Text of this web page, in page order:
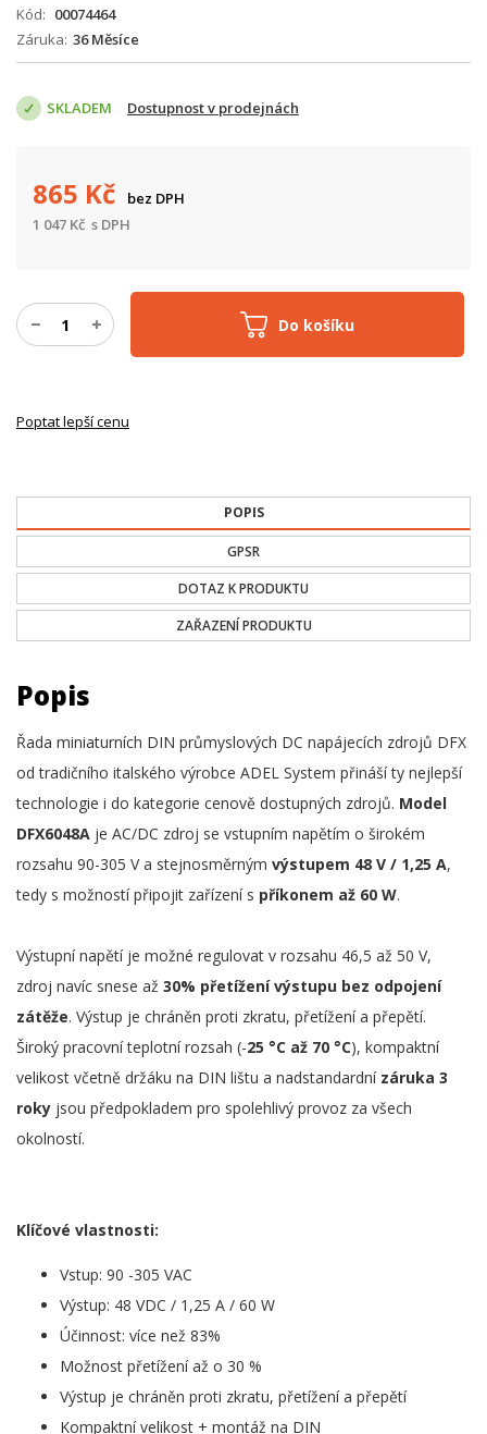
Kód
00074464
Záruka 36 Měsíce
SKLADEM Dostupnost v prodejnách
Do košíku
865 Kč
bez DPH
1 047 Kč s DPH
Poptat lepší cenu
POPIS
GPSR
DOTAZ K PRODUKTU
ZAŘAZENÍ PRODUKTU
Popis
Řada miniaturních DIN průmyslových DC napájecích zdrojů DFX
od tradičního italského výrobce ADEL System přináší ty nejlepší
technologie i do kategorie cenově dostupných zdrojů. Model
DFX6048A je AC/DC zdroj se vstupním napětím o širokém
rozsahu 90-305 V a stejnosměrným výstupem 48 V / 1,25 A,
tedy s možností připojit zařízení s příkonem až 60 W.
Výstupní napětí je možné regulovat v rozsahu 46,5 až 50 V,
zdroj navíc snese až 30% přetížení výstupu bez odpojení
zátěže. Výstup je chráněn proti zkratu, přetížení a přepětí.
Široký pracovní teplotní rozsah (-25 °C až 70 °C), kompaktní
velikost včetně držáku na DIN lištu a nadstandardní záruka 3
roky jsou předpokladem pro spolehlivý provoz za všech
okolností.
Klíčové vlastnosti:
Vstup: 90 -305 VAC
Výstup: 48 VDC / 1,25 A / 60 W
Účinnost: více než 83%
Možnost přetížení až o 30 %
Výstup je chráněn proti zkratu, přetížení a přepětí
Kompaktní velikost + montáž na DIN